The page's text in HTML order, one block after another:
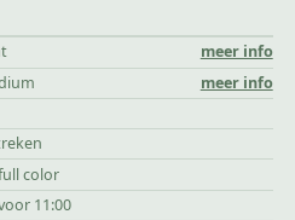
meer info
meer info
color
11:00